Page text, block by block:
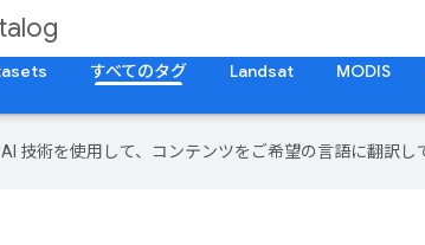
すべてのタグ Landsat MODIS
技術を使用して、コンテンツをご希望の言語に翻訳